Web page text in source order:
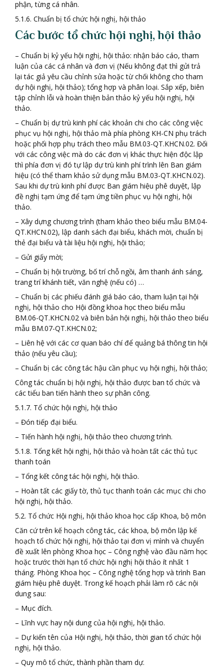
phận, từng cá nhân.
5.1.6. Chuẩn bị tổ chức hội nghị, hội thảo
Các bước tổ chức hội nghị, hội thảo
– Chuẩn bị kỷ yếu hội nghị, hội thảo: nhận báo cáo, tham
luận của các cá nhân và đơn vị (Nếu không đạt thì gửi trả
lại tác giả yêu cầu chỉnh sửa hoặc từ chối không cho tham
dự hội nghị, hội thảo); tổng hợp và phân loại. Sắp xếp, biên
tập chỉnh lỗi và hoàn thiện bản thảo kỷ yếu hội nghị, hội
thảo.
– Chuẩn bị dự trù kinh phí các khoản chi cho các công việc
phục vụ hội nghị, hội thảo mà phía phòng KH-CN phụ trách
hoặc phối hợp phụ trách theo mẫu BM.03-QT.KHCN.02. Đối
với các công việc mà do các đơn vị khác thực hiện độc lập
thì phía đơn vị đó tự lập dự trù kinh phí trình lên Ban giám
hiệu (có thể tham khảo sử dụng mẫu BM.03-QT.KHCN.02).
Sau khi dự trù kinh phí được Ban giám hiệu phê duyệt, lập
đề nghị tạm ứng để tạm ứng tiền phục vụ hội nghị, hội
thảo.
– Xây dựng chương trình (tham khảo theo biểu mẫu BM.04-
QT.KHCN.02), lập danh sách đại biểu, khách mời, chuẩn bị
thẻ đại biểu và tài liệu hội nghị, hội thảo;
– Gửi giấy mời;
– Chuẩn bị hội trường, bố trí chỗ ngồi, âm thanh ánh sáng,
trang trí khánh tiết, văn nghệ (nếu có) …
– Chuẩn bị các phiếu đánh giá báo cáo, tham luận tại hội
nghị, hội thảo cho Hội đồng khoa học theo biểu mẫu
BM.06-QT.KHCN.02 và biên bản hội nghị, hội thảo theo biểu
mẫu BM.07-QT.KHCN.02;
– Liên hệ với các cơ quan báo chí để quảng bá thông tin hội
thảo (nếu yêu cầu);
– Chuẩn bị các công tác hậu cần phục vụ hội nghị, hội thảo;
Công tác chuẩn bị hội nghị, hội thảo được ban tổ chức và
các tiểu ban tiến hành theo sự phân công.
5.1.7. Tổ chức hội nghị, hội thảo
– Đón tiếp đại biểu.
– Tiến hành hội nghị, hội thảo theo chương trình.
5.1.8. Tổng kết hội nghị, hội thảo và hoàn tất các thủ tục
thanh toán
– Tổng kết công tác hội nghị, hội thảo.
– Hoàn tất các giấy tờ, thủ tục thanh toán các mục chi cho
hội nghị, hội thảo.
5.2. Tổ chức Hội nghị, hội thảo khoa học cấp Khoa, bộ môn
Căn cứ trên kế hoạch công tác, các khoa, bộ môn lập kế
hoạch tổ chức hội nghị, hội thảo tại đơn vị mình và chuyển
đề xuất lên phòng Khoa học – Công nghệ vào đầu năm học
hoặc trước thời hạn tổ chức hội nghị hội thảo ít nhất 1
tháng. Phòng Khoa học – Công nghệ tổng hợp và trình Ban
giám hiệu phê duyệt. Trong kế hoạch phải làm rõ các nội
dung sau:
– Mục đích.
– Lĩnh vực hay nội dung của hội nghị, hội thảo.
– Dự kiến tên của Hội nghị, hội thảo, thời gian tổ chức hội
nghị, hội thảo.
– Quy mô tổ chức, thành phần tham dự.